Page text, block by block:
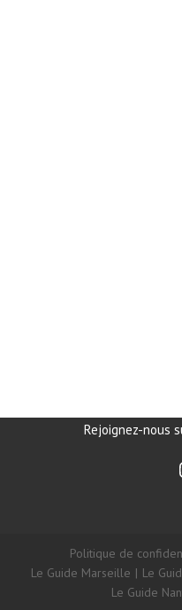
Rejoignez-nous
Politique de
Le Guide Marseille
Le
Le Guide